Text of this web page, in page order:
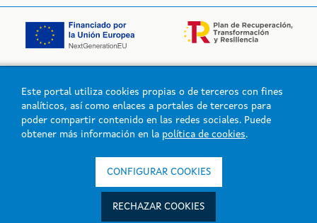
Logo de la Xunta de Galicia
Este portal utiliza cookies propias o de terceros con fines
analíticos, así como enlaces a portales de terceros para
poder compartir contenido en las redes sociales. Puede
obtener más información en la política de cookies.
CONFIGURAR COOKIES
RECHAZAR COOKIES